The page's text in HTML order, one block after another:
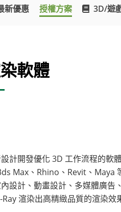
新優惠 授權方案 3D/遊
軟體
計開發優化 3D 工作流程的軟
Max、Rhino、Revit、Maya
設計、動畫設計、多媒體廣
渲染出高精緻品質的渲染效